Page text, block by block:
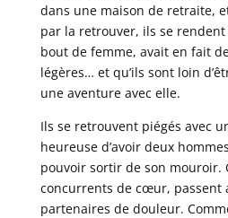
dans une maison de retraite,
par la retrouver, ils se
bout de femme, avait en fait
légères… et qu’ils sont loin
une aventure avec elle.
Ils se retrouvent piégés avec
heureuse d’avoir deux
pouvoir sortir de son mouroir.
concurrents de cœur, passent
partenaires de douleur.